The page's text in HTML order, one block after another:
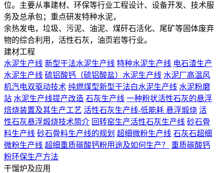
位。主要从事建材、环保等行业工程设计、设备开发、技术服
务及总承包；重点研发特种水泥，
余热发电，垃圾、污泥、油泥、煤矸石活化、尾矿等固体废弃
物的综合利用，活性石灰，油页岩等行业。
建材工程
水泥生产线 新型干法水泥生产线 特种水泥生产线 电石渣生产
水泥生产线 硫铝酸钙（硫铝酸盐）水泥生产线 水泥厂高温风
机汽电双驱动技术 纯燃煤型新型干法白水泥生产线 水泥粉磨
站 水泥生产线提产改造 石灰生产线 一种粉状活性石灰的悬浮
焙烧装置及其生产工艺 活性石灰生产线-低能耗 悬浮煅烧 活
性石灰悬浮煅烧技术简介 回转窑生产活性石灰生产线 砂石骨
料生产线 砂石骨料生产线的规划 超细微粉生产线 石灰石超细
微粉生产线 超细重质碳酸钙粉用途及如何生产？
重质碳酸钙
粉环保生产方法
干馏炉及应用